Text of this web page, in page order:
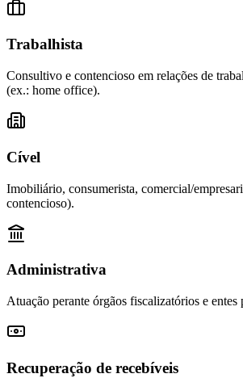
Trabalhista
Consultivo e contencioso em relações de
(ex.: home office).
Cível
Imobiliário, consumerista, comercial/
contencioso).
Administrativa
Atuação perante órgãos fiscalizatórios e entes
Recuperação de recebíveis